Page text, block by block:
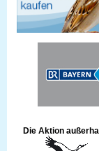
Die Aktion